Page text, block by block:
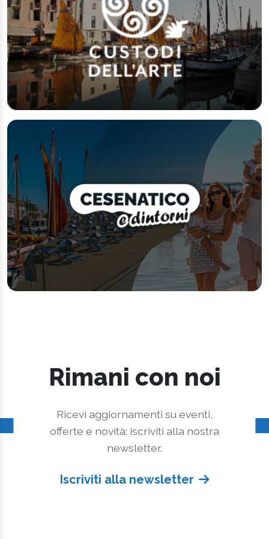
Rimani con noi
Ricevi aggiornamenti su eventi,
offerte e novità: iscriviti alla nostra
newsletter.
Iscriviti alla newsletter